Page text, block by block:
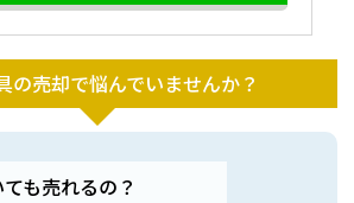
の売却で悩んでいませんか？
も売れるの？